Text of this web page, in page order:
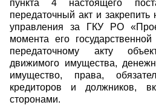
пункта 4 настоящего
передаточный акт и закрепить
управления за ГКУ РО
момента его
передаточному акту
движимого имущества,
имущество, права,
кредиторов и должников,
сторонами.